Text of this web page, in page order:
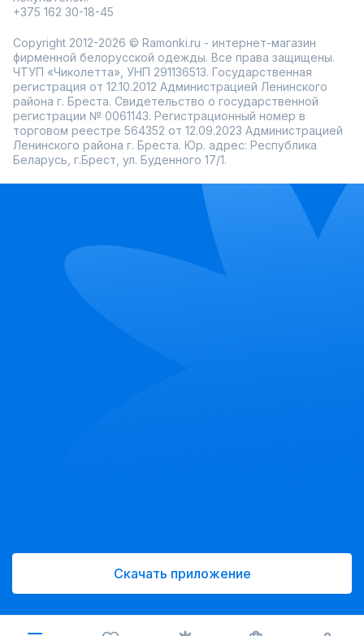
+375 162 30-18-45
Copyright 2012-2026 © Ramonki.ru - интернет-магазин
фирменной белорусской одежды. Все права защищены.
ЧТУП «Чиколетта», УНП 291136513. Государственная
регистрация от 12.10.2012 Администрацией Ленинского
района г. Бреста. Свидетельство о государственной
регистрации № 0061143. Регистрационный номер в
торговом реестре 564352 от 12.09.2023 Администрацией
Ленинского района г. Бреста. Юр. адрес: Республика
Беларусь, г.Брест, ул. Буденного 17/1.
Скачать приложение